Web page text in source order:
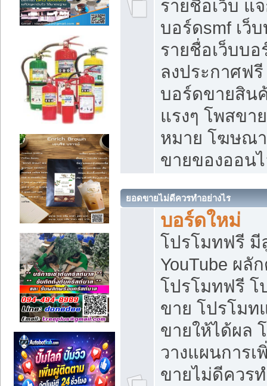
รายชื่อเว็บ แ
บอร์ดsmf เว็
รายชื่อเว็บบ
ลงประกาศฟรี
บอร์ดขายสิน
แรงๆ โพสขา
หมาย โฆษณ
ขายของออน
ยอดขายไม่ดีควรทำอย่างไร
บอร์ดใหม่
โปรโมทฟรี มี
YouTube ผลั
โปรโมทฟรี โ
ขาย โปรโมท
ขายให้ได้ผล
วางแผนการ
ขายไม่ดีควร